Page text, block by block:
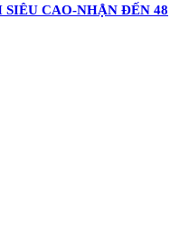
CAO-NHẬN ĐẾN 48